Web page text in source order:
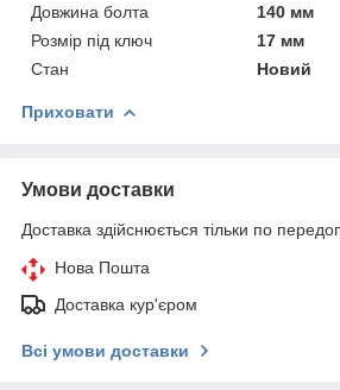
Довжина болта
140 мм
Розмір під ключ
17 мм
Стан
Новий
Приховати
Умови доставки
Доставка здійснюється тільки по
Нова Пошта
Доставка кур'єром
Всі умови доставки